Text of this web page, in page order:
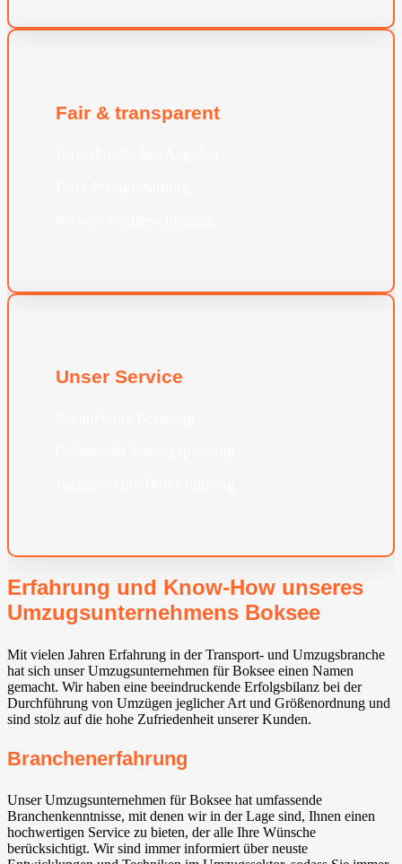
Fair & transparent
Unser Service
Erfahrung und Know-How unseres
Umzugsunternehmens Boksee
Mit vielen Jahren Erfahrung in der Transport- und Umzugsbranche
hat sich unser Umzugsunternehmen für Boksee einen Namen
gemacht. Wir haben eine beeindruckende Erfolgsbilanz bei der
Durchführung von Umzügen jeglicher Art und Größenordnung und
sind stolz auf die hohe Zufriedenheit unserer Kunden.
Branchenerfahrung
Unser Umzugsunternehmen für Boksee hat umfassende
Branchenkenntnisse, mit denen wir in der Lage sind, Ihnen einen
hochwertigen Service zu bieten, der alle Ihre Wünsche
berücksichtigt. Wir sind immer informiert über neuste